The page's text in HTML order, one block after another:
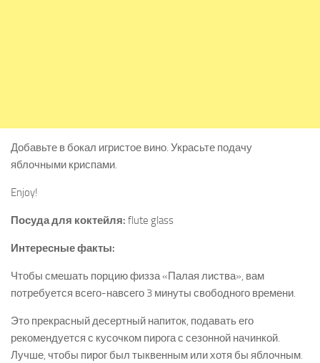
Добавьте в бокал игристое вино. Украсьте подачу
яблочными криспами.
Enjoy!
Посуда для коктейля: flute glass
Интересные факты:
Чтобы смешать порцию физза «Палая листва», вам
потребуется всего-навсего 3 минуты свободного времени.
Это прекрасный десертный напиток, подавать его
рекомендуется с кусочком пирога с сезонной начинкой.
Лучше, чтобы пирог был тыквенным или хотя бы яблочным.